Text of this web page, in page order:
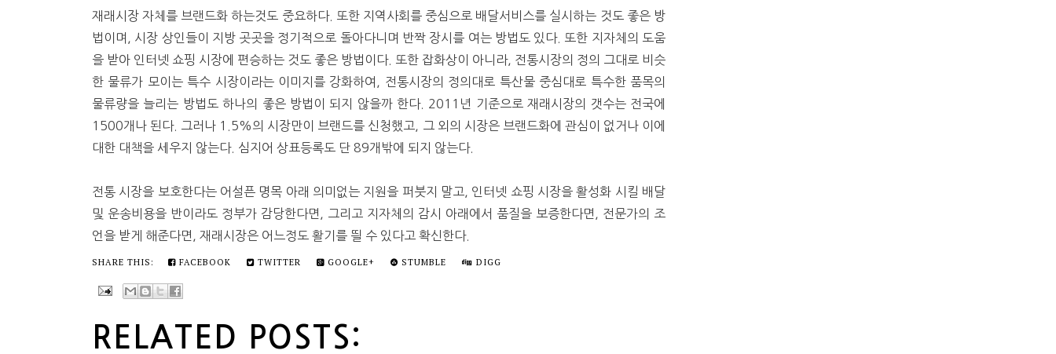
재래시장 자체를 브랜드화 하는것도 중요하다. 또한 지역사회를 중심으로 배달서비스를 실시하는 것도 좋은 방
법이며, 시장 상인들이 지방 곳곳을 정기적으로 돌아다니며 반짝 장시를 여는 방법도 있다. 또한 지자체의 도움
을 받아 인터넷 쇼핑 시장에 편승하는 것도 좋은 방법이다. 또한 잡화상이 아니라, 전통시장의 정의 그대로 비슷
한 물류가 모이는 특수 시장이라는 이미지를 강화하여, 전통시장의 정의대로 특산물 중심대로 특수한 품목의
물류량을 늘리는 방법도 하나의 좋은 방법이 되지 않을까 한다. 2011년 기준으로 재래시장의 갯수는 전국에
1500개나 된다. 그러나 1.5%의 시장만이 브랜드를 신청했고, 그 외의 시장은 브랜드화에 관심이 없거나 이에
대한 대책을 세우지 않는다. 심지어 상표등록도 단 89개밖에 되지 않는다.
전통 시장을 보호한다는 어설픈 명목 아래 의미없는 지원을 퍼붓지 말고, 인터넷 쇼핑 시장을 활성화 시킬 배달
및 운송비용을 반이라도 정부가 감당한다면, 그리고 지자체의 감시 아래에서 품질을 보증한다면, 전문가의 조
언을 받게 해준다면, 재래시장은 어느정도 활기를 띌 수 있다고 확신한다.
SHARE THIS: FACEBOOK TWITTER GOOGLE+ STUMBLE DIGG
RELATED POSTS: